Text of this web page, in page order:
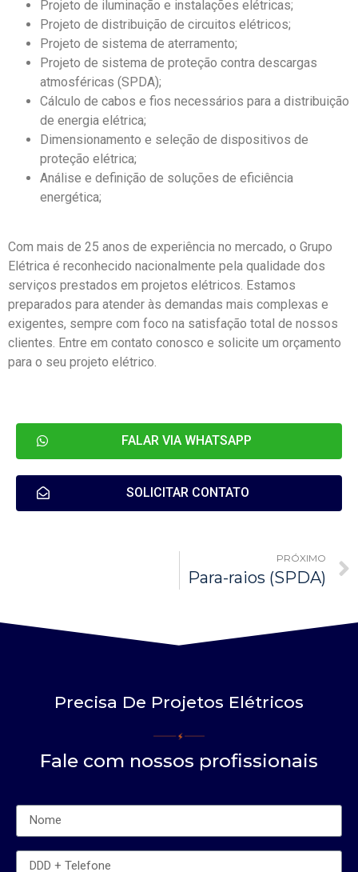
Projeto de iluminação e instalações elétricas;
Projeto de distribuição de circuitos elétricos;
Projeto de sistema de aterramento;
Projeto de sistema de proteção contra descargas
atmosféricas (SPDA);
Cálculo de cabos e fios necessários para a distribuição
de energia elétrica;
Dimensionamento e seleção de dispositivos de
proteção elétrica;
Análise e definição de soluções de eficiência
energética;
Com mais de 25 anos de experiência no mercado, o Grupo
Elétrica é reconhecido nacionalmente pela qualidade dos
serviços prestados em projetos elétricos. Estamos
preparados para atender às demandas mais complexas e
exigentes, sempre com foco na satisfação total de nossos
clientes. Entre em contato conosco e solicite um orçamento
para o seu projeto elétrico.
FALAR VIA WHATSAPP
SOLICITAR CONTATO
PRÓXIMO
Para-raios (SPDA)
Precisa De Projetos Elétricos
Fale com nossos profissionais